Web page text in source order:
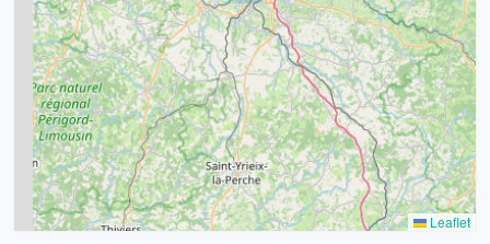
9
2
3
11
5
8
7
20
Leaflet